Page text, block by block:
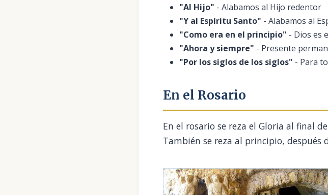
"Al Hijo" - Alabamos al Hijo redentor
"Y al Espíritu Santo" - Alabamos al
"Como era en el principio" - Dios es
"Ahora y siempre" - Presente
"Por los siglos de los siglos" - Para
En el Rosario
En el rosario se reza el Gloria al final
También se reza al principio, después